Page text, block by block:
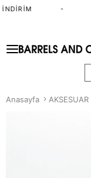
Anasayfa AKSESUAR